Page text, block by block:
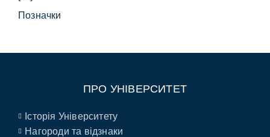
Позначки
ПРО УНІВЕРСИТЕТ
Історія Університету
Нагороди та відзнаки